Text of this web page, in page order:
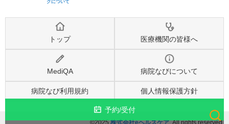
予約/受付
クについて
トップ 医療機関の皆様へ
MediQA 病院なびについて
病院なび利用規約 個人情報保護方針